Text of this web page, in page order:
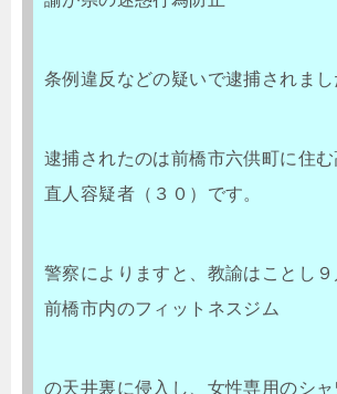
条例違反などの疑いで逮捕されまし
逮捕されたのは前橋市六供町に住
直人容疑者（３０）です。
警察によりますと、教諭はことし９
前橋市内のフィットネスジム
の天井裏に侵入し、女性専用のシャ